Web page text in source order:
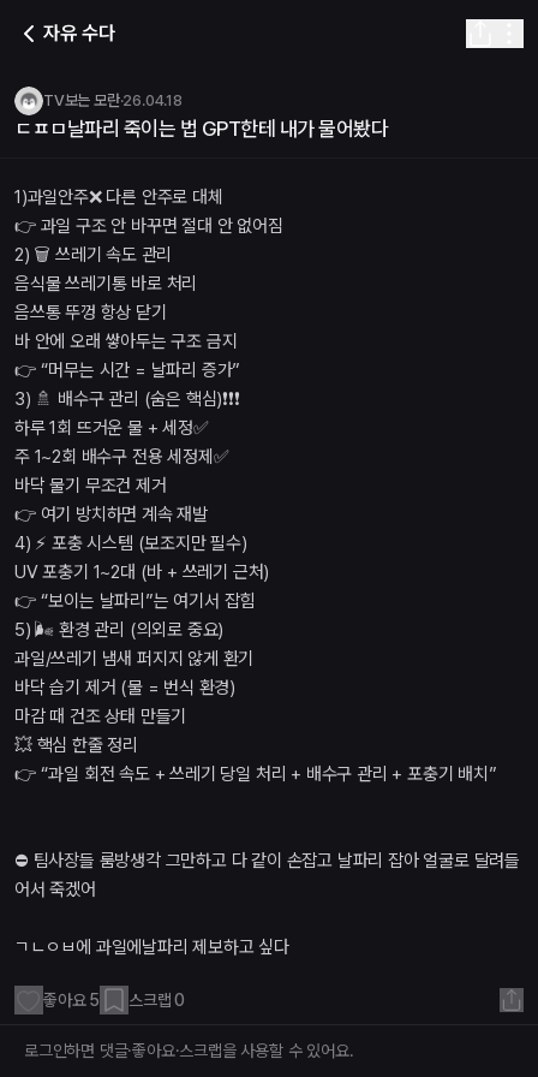
TV보는 모란·2026년 4월 18일 오후 10:41
1)과일안주❌️ 다른 안주로 대체 👉 과일 구조 안 바꾸면 절대 안 없어
댓글 (3)
정보감사합니다 잘 전달하겠습니다
도파민 우지호·2026년 4월 18일 오후 10:55
전달해보겠습니다 헬기파리
빠릿한 해파리·2026년 4월 18일 오후 10:43
음쓰를 어디다가 쌓아두나봐요
관련 라운지 링크
라운지 목록 | 미드나잇테라스
데일리톡 | 미드나잇테라스
초이스톡 | 미드나잇테라스
플레이스 | 미드나잇테라스
자유 수다
TV보는 모란·26.04.18
ㄷㅍㅁ날파리 죽이는 법 GPT한테 내가 물어봤다
1)과일안주❌️ 다른 안주로 대체
👉 과일 구조 안 바꾸면 절대 안 없어짐
2) 🗑 쓰레기 속도 관리
음식물 쓰레기통 바로 처리
음쓰통 뚜껑 항상 닫기
바 안에 오래 쌓아두는 구조 금지
👉 “머무는 시간 = 날파리 증가”
3) 🚿 배수구 관리 (숨은 핵심)❗️❗️❗️
하루 1회 뜨거운 물 + 세정✅️
주 1~2회 배수구 전용 세정제✅️
바닥 물기 무조건 제거
👉 여기 방치하면 계속 재발
4) ⚡ 포충 시스템 (보조지만 필수)
UV 포충기 1~2대 (바 + 쓰레기 근처)
👉 “보이는 날파리”는 여기서 잡힘
5) 🌬 환경 관리 (의외로 중요)
과일/쓰레기 냄새 퍼지지 않게 환기
바닥 습기 제거 (물 = 번식 환경)
마감 때 건조 상태 만들기
💥 핵심 한줄 정리
👉 “과일 회전 속도 + 쓰레기 당일 처리 + 배수구 관리 + 포충기 배치”
⛔️ 팀사장들 룸방생각 그만하고 다 같이 손잡고 날파리 잡아 얼굴로 달려들
어서 죽겠어
ㄱㄴㅇㅂ에 과일에날파리 제보하고 싶다
좋아요5 스크랩0
로그인하면 댓글·좋아요·스크랩을 사용할 수 있어요.